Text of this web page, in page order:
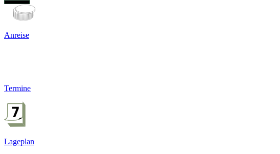
Anreise
Termine
Lageplan